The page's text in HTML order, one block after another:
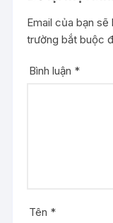
Email của bạn
trường bắt buộc
Bình luận *
Tên *